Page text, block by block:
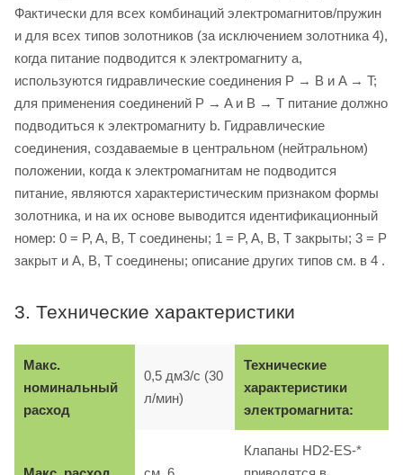
Фактически для всех комбинаций электромагнитов/пружин
и для всех типов золотников (за исключением золотника 4),
когда питание подводится к электромагниту a,
используются гидравлические соединения P → B и A → T;
для применения соединений P → A и B → T питание должно
подводиться к электромагниту b. Гидравлические
соединения, создаваемые в центральном (нейтральном)
положении, когда к электромагнитам не подводится
питание, являются характеристическим признаком формы
золотника, и на их основе выводится идентификационный
номер: 0 = P, A, B, T соединены; 1 = P, A, B, T закрыты; 3 = P
закрыт и A, B, T соединены; описание других типов см. в 4 .
3. Технические характеристики
Макс.
номинальный
расход
0,5 дм3/с (30
л/мин)
Технические
характеристики
электромагнита:
Клапаны HD2-ES-*